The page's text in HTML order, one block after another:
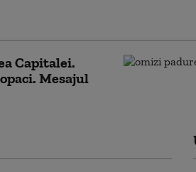
Capitalei.
Mesajul